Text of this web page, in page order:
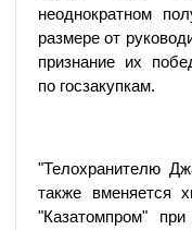
неоднократном
размере от
признание их
по госзакупкам.
"Телохранителю
также вменяется
"Казатомпром"